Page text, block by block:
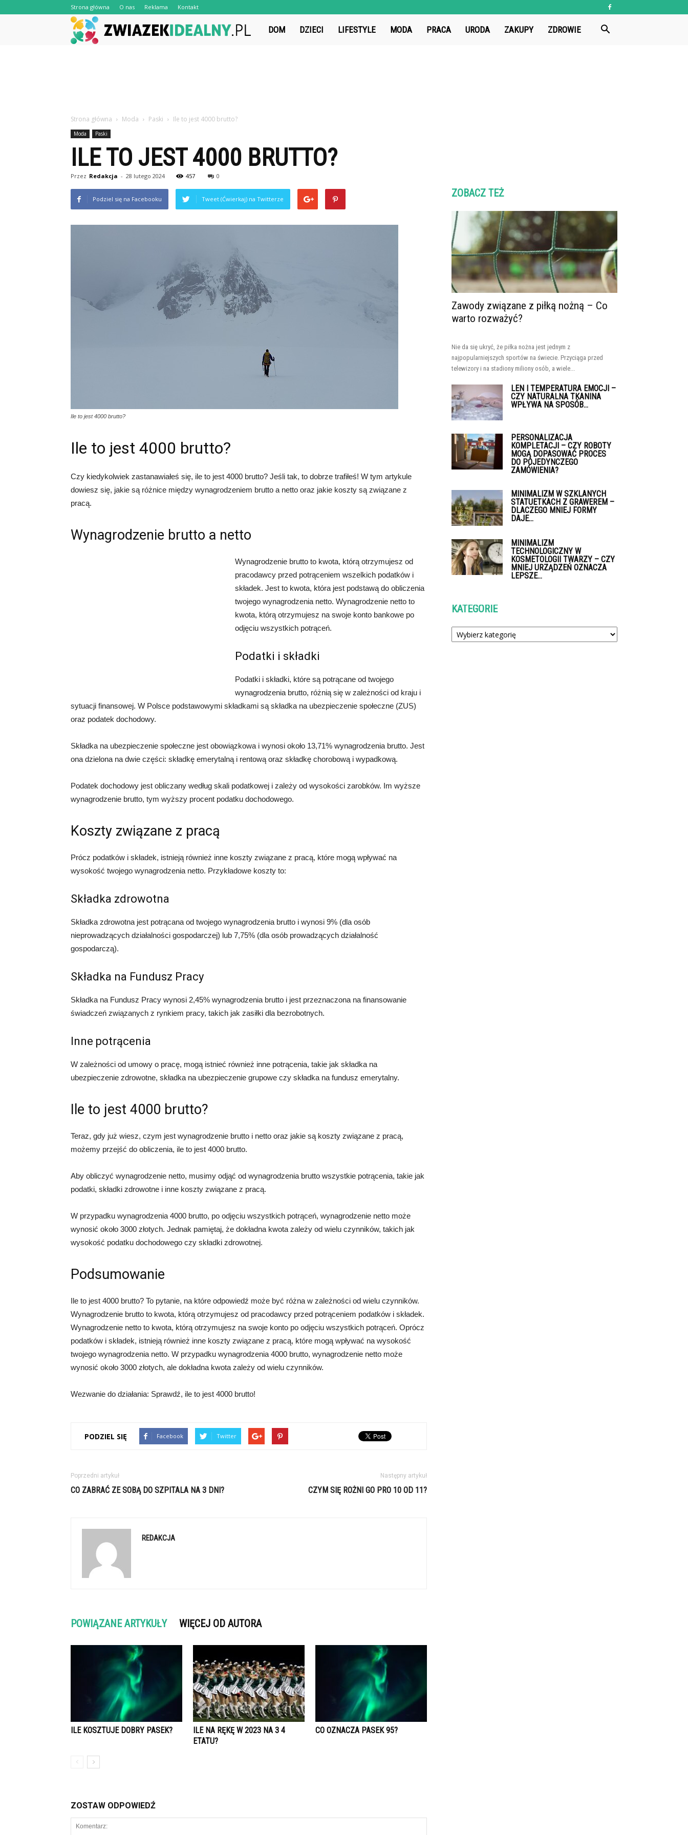
Strona główna O nas Reklama Kontakt
ZwiazekIdealny.pl
DOM DZIECI LIFESTYLE MODA PRACA URODA ZAKUPY ZDROWIE
Strona główna Moda Paski Ile to jest 4000 brutto?
Moda Paski
ILE TO JEST 4000 BRUTTO?
Przez Redakcja - 28 lutego 2024 457 0
Podziel się na Facebooku Tweet (Ćwierkaj) na Twitterze
Ile to jest 4000 brutto?
Ile to jest 4000 brutto?
Czy kiedykolwiek zastanawiałeś się, ile to jest 4000 brutto? Jeśli tak, to dobrze trafiłeś! W tym artykule
dowiesz się, jakie są różnice między wynagrodzeniem brutto a netto oraz jakie koszty są związane z
pracą.
Wynagrodzenie brutto a netto
Wynagrodzenie brutto to kwota, którą otrzymujesz od
pracodawcy przed potrąceniem wszelkich podatków i
składek. Jest to kwota, która jest podstawą do obliczenia
twojego wynagrodzenia netto. Wynagrodzenie netto to
kwota, którą otrzymujesz na swoje konto bankowe po
odjęciu wszystkich potrąceń.
Podatki i składki
Podatki i składki, które są potrącane od twojego
wynagrodzenia brutto, różnią się w zależności od kraju i
sytuacji finansowej. W Polsce podstawowymi składkami są składka na ubezpieczenie społeczne (ZUS)
oraz podatek dochodowy.
Składka na ubezpieczenie społeczne jest obowiązkowa i wynosi około 13,71% wynagrodzenia brutto. Jest
ona dzielona na dwie części: składkę emerytalną i rentową oraz składkę chorobową i wypadkową.
Podatek dochodowy jest obliczany według skali podatkowej i zależy od wysokości zarobków. Im wyższe
wynagrodzenie brutto, tym wyższy procent podatku dochodowego.
Koszty związane z pracą
Prócz podatków i składek, istnieją również inne koszty związane z pracą, które mogą wpływać na
wysokość twojego wynagrodzenia netto. Przykładowe koszty to:
Składka zdrowotna
Składka zdrowotna jest potrącana od twojego wynagrodzenia brutto i wynosi 9% (dla osób
nieprowadzących działalności gospodarczej) lub 7,75% (dla osób prowadzących działalność
gospodarczą).
Składka na Fundusz Pracy
Składka na Fundusz Pracy wynosi 2,45% wynagrodzenia brutto i jest przeznaczona na finansowanie
świadczeń związanych z rynkiem pracy, takich jak zasiłki dla bezrobotnych.
Inne potrącenia
W zależności od umowy o pracę, mogą istnieć również inne potrącenia, takie jak składka na
ubezpieczenie zdrowotne, składka na ubezpieczenie grupowe czy składka na fundusz emerytalny.
Ile to jest 4000 brutto?
Teraz, gdy już wiesz, czym jest wynagrodzenie brutto i netto oraz jakie są koszty związane z pracą,
możemy przejść do obliczenia, ile to jest 4000 brutto.
Aby obliczyć wynagrodzenie netto, musimy odjąć od wynagrodzenia brutto wszystkie potrącenia, takie jak
podatki, składki zdrowotne i inne koszty związane z pracą.
W przypadku wynagrodzenia 4000 brutto, po odjęciu wszystkich potrąceń, wynagrodzenie netto może
wynosić około 3000 złotych. Jednak pamiętaj, że dokładna kwota zależy od wielu czynników, takich jak
wysokość podatku dochodowego czy składki zdrowotnej.
Podsumowanie
Ile to jest 4000 brutto? To pytanie, na które odpowiedź może być różna w zależności od wielu czynników.
Wynagrodzenie brutto to kwota, którą otrzymujesz od pracodawcy przed potrąceniem podatków i składek.
Wynagrodzenie netto to kwota, którą otrzymujesz na swoje konto po odjęciu wszystkich potrąceń. Oprócz
podatków i składek, istnieją również inne koszty związane z pracą, które mogą wpływać na wysokość
twojego wynagrodzenia netto. W przypadku wynagrodzenia 4000 brutto, wynagrodzenie netto może
wynosić około 3000 złotych, ale dokładna kwota zależy od wielu czynników.
Wezwanie do działania: Sprawdź, ile to jest 4000 brutto!
PODZIEL SIĘ Facebook Twitter
Poprzedni artykuł
CO ZABRAĆ ZE SOBĄ DO SZPITALA NA 3 DNI?
Następny artykuł
CZYM SIĘ ROŻNI GO PRO 10 OD 11?
REDAKCJA
POWIĄZANE ARTYKUŁY WIĘCEJ OD AUTORA
ILE KOSZTUJE DOBRY PASEK?
ILE NA RĘKĘ W 2023 NA 3 4
ETATU?
CO OZNACZA PASEK 95?
ZOSTAW ODPOWIEDŹ
ZOBACZ TEŻ
Zawody związane z piłką nożną – Co
warto rozważyć?
Nie da się ukryć, że piłka nożna jest jednym z
najpopularniejszych sportów na świecie. Przyciąga przed
telewizory i na stadiony miliony osób, a wiele...
LEN I TEMPERATURA EMOCJI –
CZY NATURALNA TKANINA
WPŁYWA NA SPOSÓB...
PERSONALIZACJA
KOMPLETACJI – CZY ROBOTY
MOGĄ DOPASOWAĆ PROCES
DO POJEDYNCZEGO
ZAMÓWIENIA?
MINIMALIZM W SZKLANYCH
STATUETKACH Z GRAWEREM –
DLACZEGO MNIEJ FORMY
DAJE...
MINIMALIZM
TECHNOLOGICZNY W
KOSMETOLOGII TWARZY – CZY
MNIEJ URZĄDZEŃ OZNACZA
LEPSZE...
KATEGORIE
Kategorie